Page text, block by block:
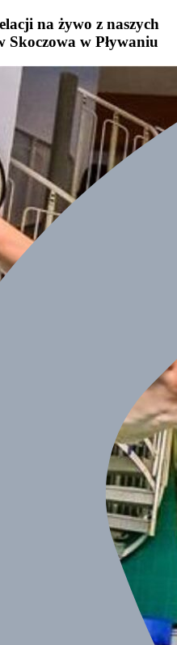
na żywo z naszych
w Pływaniu